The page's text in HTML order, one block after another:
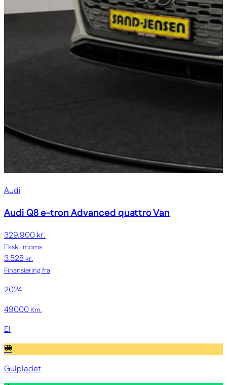
Audi
Audi Q8 e-tronAdvanced quattro Van
329.900 kr.
Ekskl. moms
3.528kr.
Finansiering fra
2024
49000 Km.
El
Gulpladet